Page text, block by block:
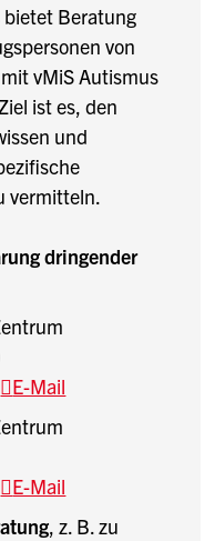
bietet Beratung
von
vMiS Autismus
ist es, den
und
vermitteln.
dringender
E-Mail
E-Mail
, z. B. zu